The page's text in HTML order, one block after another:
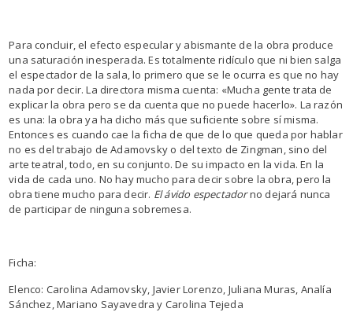
Para concluir, el efecto especular y abismante de la obra produce
una saturación inesperada. Es totalmente ridículo que ni bien salga
el espectador de la sala, lo primero que se le ocurra es que no hay
nada por decir. La directora misma cuenta: «Mucha gente trata de
explicar la obra pero se da cuenta que no puede hacerlo». La razón
es una: la obra ya ha dicho más que suficiente sobre sí misma.
Entonces es cuando cae la ficha de que de lo que queda por hablar
no es del trabajo de Adamovsky o del texto de Zingman, sino del
arte teatral, todo, en su conjunto. De su impacto en la vida. En la
vida de cada uno. No hay mucho para decir sobre la obra, pero la
obra tiene mucho para decir. El ávido espectadorno dejará nunca
de participar de ninguna sobremesa.
Ficha:
Elenco: Carolina Adamovsky, Javier Lorenzo, Juliana Muras, Analía
Sánchez, Mariano Sayavedra y Carolina Tejeda